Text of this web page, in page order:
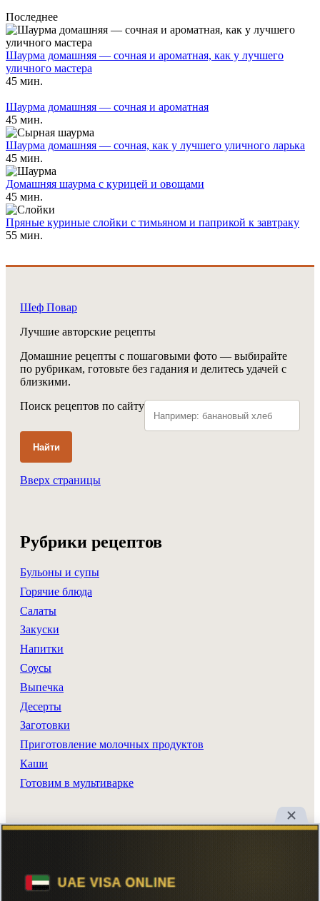
Последнее
Шаурма домашняя — сочная и ароматная, как у лучшего
уличного мастера
45 мин.
Шаурма домашняя — сочная и ароматная
45 мин.
Шаурма домашняя — сочная, как у лучшего уличного ларька
45 мин.
Домашняя шаурма с курицей и овощами
45 мин.
Пряные куриные слойки с тимьяном и паприкой к завтраку
55 мин.
Шеф Повар
Лучшие авторские рецепты
Домашние рецепты с пошаговыми фото — выбирайте
по рубрикам, готовьте без гадания и делитесь удачей с
близкими.
Поиск рецептов по сайту
Найти
Вверх страницы
Рубрики рецептов
Бульоны и супы
Горячие блюда
Салаты
Закуски
Напитки
Соусы
Выпечка
Десерты
Заготовки
Приготовление молочных продуктов
Каши
Готовим в мультиварке
Главная
Поиск